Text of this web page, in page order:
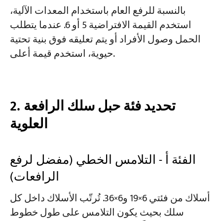
بالنسبة للرفع العام باستخدام المعدات الآلية،
استخدم القيمة الافتراضية 5 أو 6. عندما يتطلب
الحمل وصول الأفراد أو يتم تعليقه فوق بنية تحتية
حيوية، استخدم قيمة أعلى.
2. تحديد فئة حبل سلك الرافعة
العلوية
الفئة أ - التلامس الخطي (مفضل لرفع
الرافعات)
أسلاك من فئتي 6×19 و6×36. تُرتّب الأسلاك داخل كل
سلك بحيث يكون التلامس على طول خطوط